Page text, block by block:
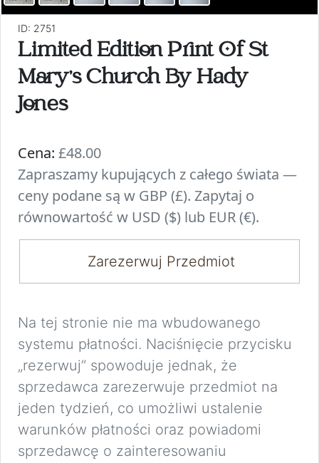
ID: 2751
Limited Edition Print Of St
Mary's Church By Hady
Jones
Cena: £48.00
Zapraszamy kupujących z całego świata —
ceny podane są w GBP (£). Zapytaj o
równowartość w USD ($) lub EUR (€).
Zarezerwuj Przedmiot
Na tej stronie nie ma wbudowanego
systemu płatności. Naciśnięcie przycisku
„rezerwuj” spowoduje jednak, że
sprzedawca zarezerwuje przedmiot na
jeden tydzień, co umożliwi ustalenie
warunków płatności oraz powiadomi
sprzedawcę o zainteresowaniu